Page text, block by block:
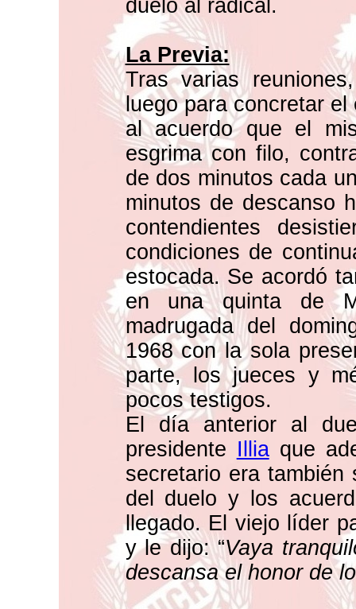
duelo al radical.
La Previa:
Tras varias
luego para concretar
al acuerdo que el
esgrima con filo,
de dos minutos cada
minutos de descanso
contendientes
condiciones de
estocada. Se acordó
en una quinta de
madrugada del
1968 con la sola
parte, los jueces y
pocos testigos.
El día anterior al
presidente Illiaque
secretario era
del duelo y los
llegado. El viejo líder
y le dijo: “Vaya
descansa el honor de